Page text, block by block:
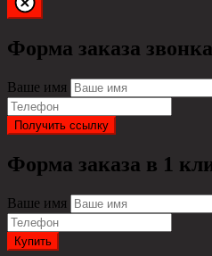
Форма заказа звонка
Ваше имя
Получить ссылку
Форма заказа в 1
Ваше имя
Купить